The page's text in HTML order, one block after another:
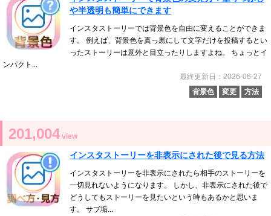
や半透明も簡単にできます
インスタストーリーでは背景色を自由に変えることができま
す。 例えば、背景色を真っ黒にして文字だけを投稿するとい
ったストーリーは意外と目立ったりしますよね。 ちょっとイ
ンパクト...
最終更新日：2026-06-27
背景色
変更 方法
201,004 view
インスタストーリーを非表示にされた後で見る方法
インスタストーリーを非表示にされたら相手のストーリーを
一切見れないようになります。 しかし、非表示にされた後で
どうしてもストーリーを見たいという時もあるかと思いま
す。 サブ垢...